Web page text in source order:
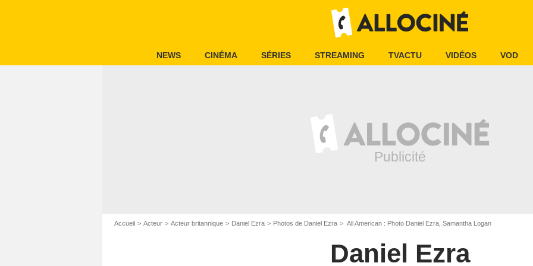
NEWS CINÉMA SÉRIES STREAMING TVACTU VIDÉOS VOD
Accueil Acteur Acteur britannique Daniel Ezra Photos de Daniel Ezra All American : Photo Daniel Ezra, Samantha Logan
Daniel Ezra